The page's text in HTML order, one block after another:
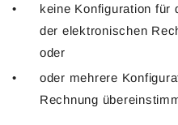
keine Konfiguration für
der elektronischen
oder
oder mehrere
Rechnung